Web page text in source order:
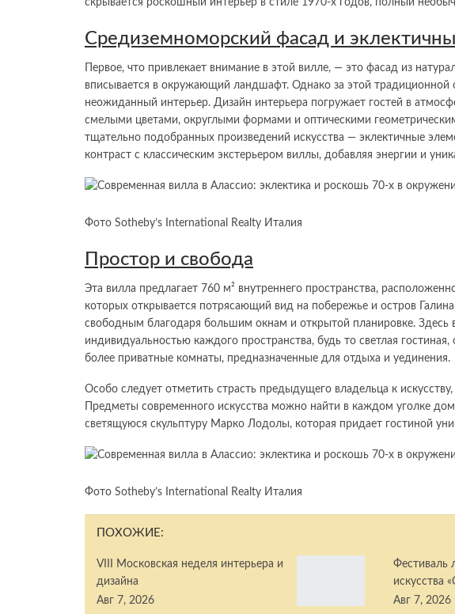
скрывается роскошный интерьер в стиле 1970-х годов, полный
Средиземноморский фасад и
Первое, что привлекает внимание в этой вилле, — это фасад из
вписывается в окружающий ландшафт. Однако за этой традиционной
неожиданный интерьер. Дизайн интерьера погружает гостей в
смелыми цветами, округлыми формами и оптическими
тщательно подобранных произведений искусства — эклектичные
контраст с классическим экстерьером виллы, добавляя энергии и
Фото Sotheby’s International Realty Италия
Простор и свобода
Эта вилла предлагает 760 м² внутреннего пространства,
которых открывается потрясающий вид на побережье и остров
свободным благодаря большим окнам и открытой планировке. Здесь
индивидуальностью каждого пространства, будь то светлая
более приватные комнаты, предназначенные для отдыха и уединения.
Особо следует отметить страсть предыдущего владельца к
Предметы современного искусства можно найти в каждом уголке
светящуюся скульптуру Марко Лодолы, которая придает гостиной
Фото Sotheby’s International Realty Италия
ПОХОЖИЕ:
VIII Московская неделя интерьера и
дизайна
Авг 7, 2026
Фестиваль
искусства
Авг 7, 2026